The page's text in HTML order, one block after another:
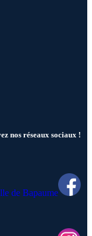
nos réseaux sociaux !
de Bapaume